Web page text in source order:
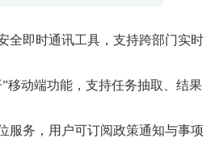
全即时通讯工具，支持跨部门实时
移动端功能，支持任务抽取、结果
服务，用户可订阅政策通知与事项